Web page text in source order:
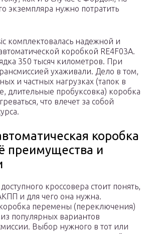
экземпляра нужно потратить
комплектовалась надежной и
коробкой RE4F03A.
350 тысяч километров. При
ухаживали. Дело в том,
и частных нагрузках (тапок в
длительные пробуксовка) коробка
что влечет за собой
коробка
преимущества и
кроссовера стоит понять,
и для чего она нужна.
перемены (переключения)
популярных вариантов
Выбор нужного в тот или